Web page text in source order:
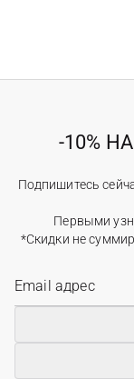
-10%
Подпишитесь
Первыми
*Скидки не